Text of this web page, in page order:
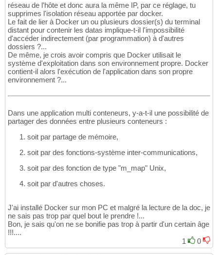
réseau de l'hôte et donc aura la même IP, par ce réglage, tu
supprimes l'isolation réseau apportée par docker.
Le fait de lier à Docker un ou plusieurs dossier(s) du terminal
distant pour contenir les datas implique-t-il l'impossibilité
d'accéder indirectement (par programmation) à d'autres
dossiers ?...
De même, je crois avoir compris que Docker utilisait le
système d'exploitation dans son environnement propre. Docker
contient-il alors l'exécution de l'application dans son propre
environnement ?...
Dans une application multi conteneurs, y-a-t-il une possibilité de
partager des données entre plusieurs conteneurs :
soit par partage de mémoire,
soit par des fonctions-système inter-communications,
soit par des fonction de type "m_map" Unix,
soit par d'autres choses.
J'ai installé Docker sur mon PC et malgré la lecture de la doc, je
ne sais pas trop par quel bout le prendre !...
Bon, je sais qu'on ne se bonifie pas trop à partir d'un certain âge
!!!....
1
0